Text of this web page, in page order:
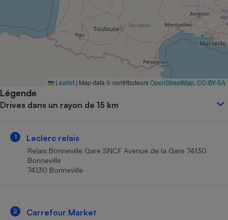
Leaflet | Map data © contributeursOpenStreetMap CC-BY-SA
Légende
Drives dans un rayon de 15 km
1 Leclerc relais
Relais Bonneville Gare SNCF Avenue de la Gare 74130
Bonneville
74130 Bonneville
2 Carrefour Market
Complément
alimentaire
Assurance emprunteur
Petit électroménager -
Lave-linge
Mutuelle